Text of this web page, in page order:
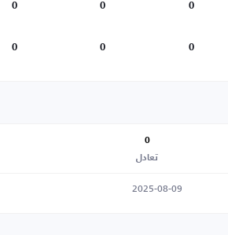
0
0
0
0
0
0
0
تعادل
2025-08-09